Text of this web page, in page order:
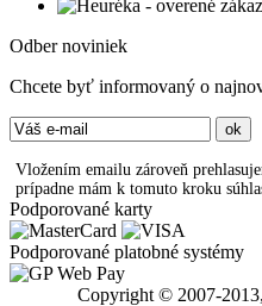
Odber noviniek
Chcete byť informovaný o
Vložením emailu zároveň
prípadne mám k tomuto kroku
Podporované karty
Podporované platobné systémy
Copyright © 2007-